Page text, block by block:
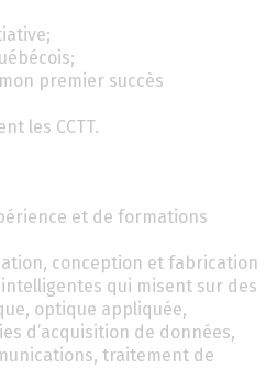
premier succès
les CCTT.
et de formations
conception et fabrication
qui misent sur des
optique appliquée,
d’acquisition de données,
traitement de